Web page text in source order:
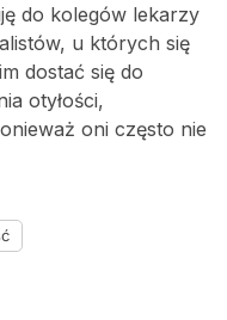
do kolegów lekarzy
u których się
dostać się do
otyłości,
oni często nie